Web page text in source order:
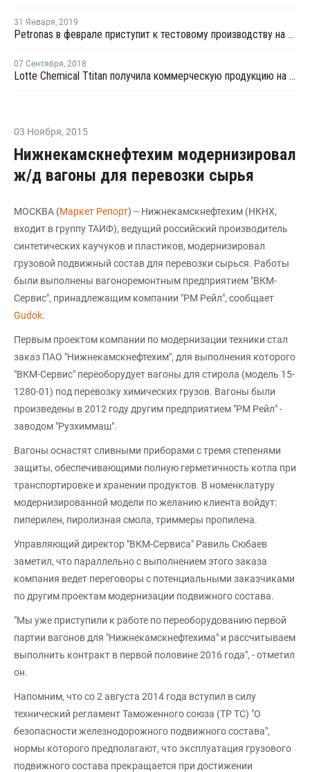
31 Января, 2019
Petronas в феврале приступит к тестовому производству на новом заводе ПП в Малайзии
07 Сентября, 2018
Lotte Chemical Ttitan получила коммерческую продукцию на новой линии ПП в Малайзии
03 Ноября, 2015
Нижнекамскнефтехим модернизировал
ж/д вагоны для перевозки сырья
МОСКВА (Маркет Репорт) -- Нижнекамскнефтехим (НКНХ,
входит в группу ТАИФ), ведущий российский производитель
синтетических каучуков и пластиков, модернизировал
грузовой подвижный состав для перевозки сырься. Работы
были выполнены вагоноремонтным предприятием "ВКМ-
Сервис", принадлежащим компании "РМ Рейл", сообщает
Gudok.
Первым проектом компании по модернизации техники стал
заказ ПАО "Нижнекамскнефтехим", для выполнения которого
"ВКМ-Сервис" переоборудует вагоны для стирола (модель 15-
1280-01) под перевозку химических грузов. Вагоны были
произведены в 2012 году другим предприятием "РМ Рейл" -
заводом "Рузхиммаш".
Вагоны оснастят сливными приборами с тремя степенями
защиты, обеспечивающими полную герметичность котла при
транспортировке и хранении продуктов. В номенклатуру
модернизированной модели по желанию клиента войдут:
пиперилен, пиролизная смола, триммеры пропилена.
Управляющий директор "ВКМ-Сервиса" Равиль Сюбаев
заметил, что параллельно с выполнением этого заказа
компания ведет переговоры с потенциальными заказчиками
по другим проектам модернизации подвижного состава.
"Мы уже приступили к работе по переоборудованию первой
партии вагонов для "Нижнекамскнефтехима" и рассчитываем
выполнить контракт в первой половине 2016 года", - отметил
он.
Напомним, что со 2 августа 2014 года вступил в силу
технический регламент Таможенного союза (ТР ТС) "О
безопасности железнодорожного подвижного состава",
нормы которого предполагают, что эксплуатация грузового
подвижного состава прекращается при достижении